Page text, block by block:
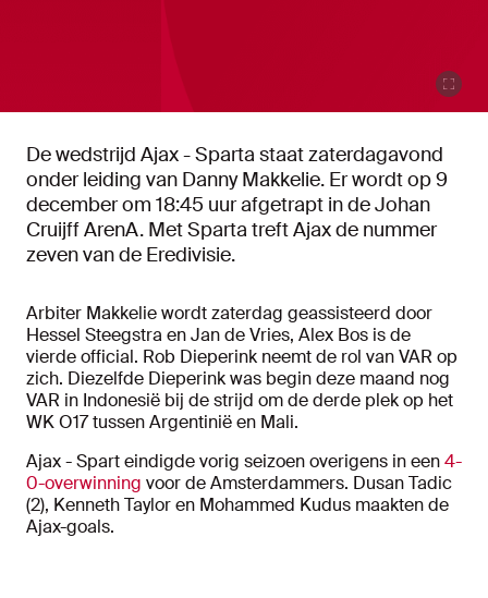
De wedstrijd Ajax - Sparta staat zaterdagavond
onder leiding van Danny Makkelie. Er wordt op 9
december om 18:45 uur afgetrapt in de Johan
Cruijff ArenA. Met Sparta treft Ajax de nummer
zeven van de Eredivisie.
Arbiter Makkelie wordt zaterdag geassisteerd door
Hessel Steegstra en Jan de Vries, Alex Bos is de
vierde official. Rob Dieperink neemt de rol van VAR op
zich. Diezelfde Dieperink was begin deze maand nog
VAR in Indonesië bij de strijd om de derde plek op het
WK O17 tussen Argentinië en Mali.
Ajax - Spart eindigde vorig seizoen overigens in een4-
0-overwinning voor de Amsterdammers. Dusan Tadic
(2), Kenneth Taylor en Mohammed Kudus maakten de
Ajax-goals.